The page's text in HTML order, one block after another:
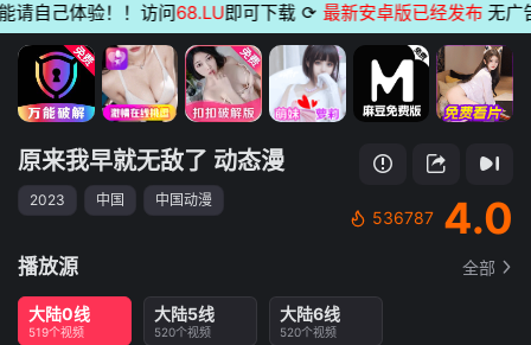
体验！！访问 68.LU即可下载 ⟳ 最新安卓版已经发布无广告 支
原来我早就无敌了 动态漫
2023 中国 中国动漫
536787 4.0
播放源 全部
大陆0线
519个视频
大陆5线
520个视频
大陆6线
520个视频